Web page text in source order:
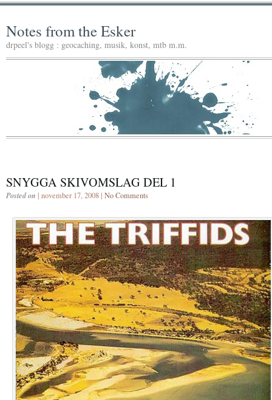
Notes from the Esker
drpeel's blogg : geocaching, musik, konst, mtb m.m.
SNYGGA SKIVOMSLAG DEL 1
Posted on | november 17, 2008 | No Comments